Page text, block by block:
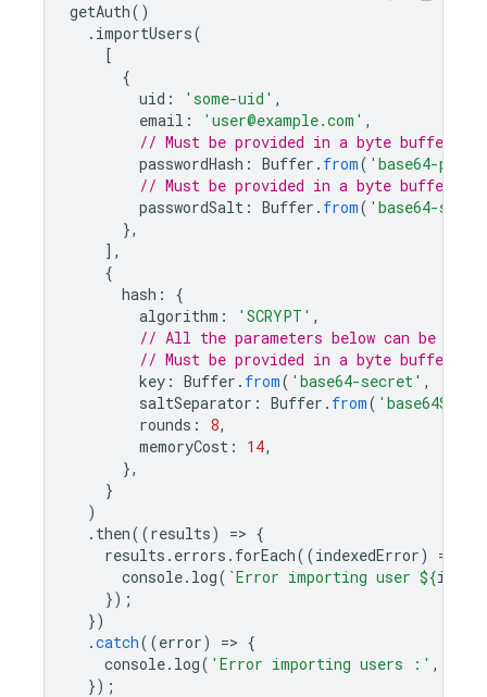
getAuth()
. importUsers(
[
{
uid : 'some-uid' ,
email : 'user@example.com' ,
// Must be provided in a byte buffer.
passwordHash : Buffer . from( 'base64-
// Must be provided in a byte buffer.
passwordSalt : Buffer . from( 'base64-salt'
},
],
{
hash :
{
algorithm : 'SCRYPT' ,
// All the parameters below can be
// Must be provided in a byte buffer.
key : Buffer . from( 'base64-secret' ,
saltSeparator : Buffer . from(
rounds : 8,
memoryCost : 14,
},
}
)
. then((results) => {
results . errors . forEach((indexedError) =
console. log( `Error importing user ${
});
})
.catch((error) => {
console. log( 'Error importing users :' ,
});